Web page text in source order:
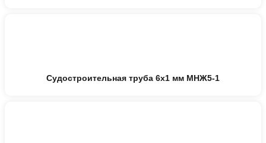
Судостроительная труба 6х1 мм МНЖ5-1